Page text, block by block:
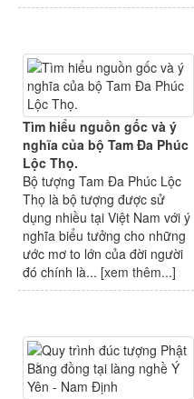
Tìm hiểu nguồn gốc và ý
nghĩa của bộ Tam Đa Phúc
Lộc Thọ.
Bộ tượng Tam Đa Phúc Lộc
Thọ là bộ tượng được sử
dụng nhiều tại Việt Nam với ý
nghĩa biểu tưởng cho những
ước mơ to lớn của đời người
đó chính là... [xem thêm...]